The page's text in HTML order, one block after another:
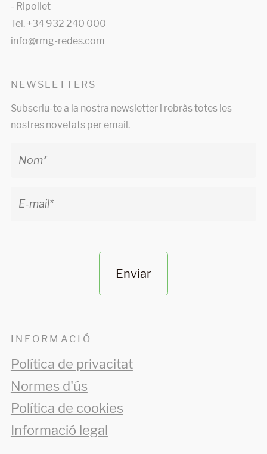
- Ripollet
Tel. +34 932 240 000
info@rmg-redes.com
NEWSLETTERS
Subscriu-te a la nostra newsletter i rebràs totes les
nostres novetats per email.
Enviar
INFORMACIÓ
Política de privacitat
Normes d'ús
Política de cookies
Informació legal